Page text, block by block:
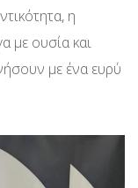
η
με ουσία και
με ένα ευρύ